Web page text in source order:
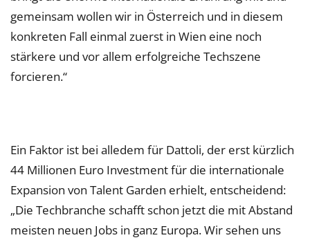
gemeinsam wollen wir in Österreich und in diesem
konkreten Fall einmal zuerst in Wien eine noch
stärkere und vor allem erfolgreiche Techszene
forcieren.“
Ein Faktor ist bei alledem für Dattoli, der erst kürzlich
44 Millionen Euro Investment für die internationale
Expansion von Talent Garden erhielt, entscheidend:
„Die Techbranche schafft schon jetzt die mit Abstand
meisten neuen Jobs in ganz Europa. Wir sehen uns